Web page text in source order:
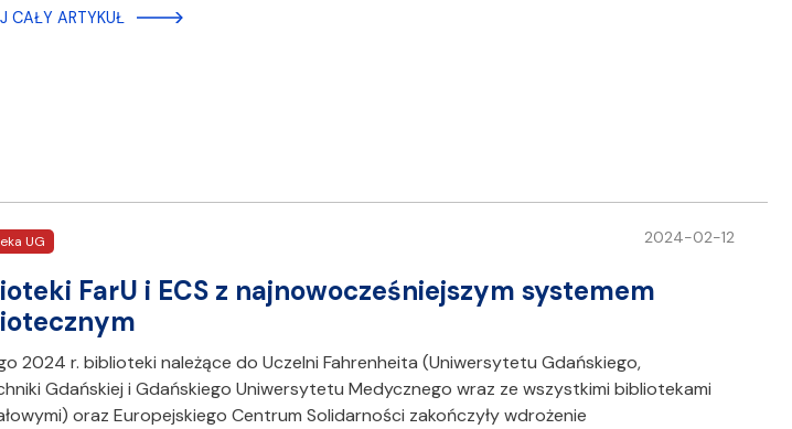
CAŁY ARTYKUŁ
UG 2024-02-12
FarU i ECS z najnowocześniejszym systemem
2024 r. biblioteki należące do Uczelni Fahrenheita (Uniwersytetu Gdańskiego,
Gdańskiej i Gdańskiego Uniwersytetu Medycznego wraz ze wszystkimi bibliotekami
oraz Europejskiego Centrum Solidarności zakończyły wdrożenie